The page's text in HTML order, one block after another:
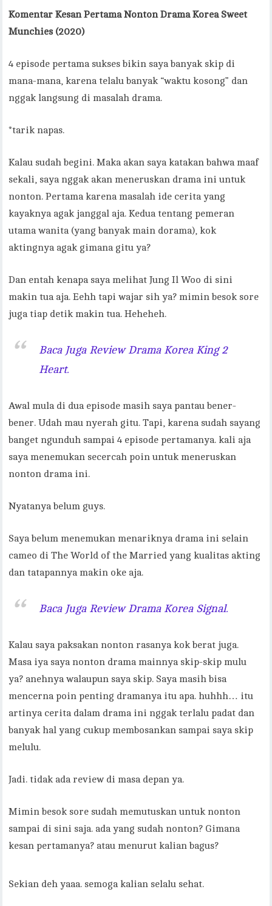
Komentar Kesan Pertama Nonton Drama Korea Sweet
Munchies (2020)
4 episode pertama sukses bikin saya banyak skip di
mana-mana, karena telalu banyak “waktu kosong” dan
nggak langsung di masalah drama.
*tarik napas.
Kalau sudah begini. Maka akan saya katakan bahwa maaf
sekali, saya nggak akan meneruskan drama ini untuk
nonton. Pertama karena masalah ide cerita yang
kayaknya agak janggal aja. Kedua tentang pemeran
utama wanita (yang banyak main dorama), kok
aktingnya agak gimana gitu ya?
Dan entah kenapa saya melihat Jung Il Woo di sini
makin tua aja. Eehh tapi wajar sih ya? mimin besok sore
juga tiap detik makin tua. Heheheh.
Baca Juga Review Drama Korea King 2
Heart.
Awal mula di dua episode masih saya pantau bener-
bener. Udah mau nyerah gitu. Tapi, karena sudah sayang
banget ngunduh sampai 4 episode pertamanya. kali aja
saya menemukan secercah poin untuk meneruskan
nonton drama ini.
Nyatanya belum guys.
Saya belum menemukan menariknya drama ini selain
cameo di The World of the Married yang kualitas akting
dan tatapannya makin oke aja.
Baca Juga Review Drama Korea Signal.
Kalau saya paksakan nonton rasanya kok berat juga.
Masa iya saya nonton drama mainnya skip-skip mulu
ya? anehnya walaupun saya skip. Saya masih bisa
mencerna poin penting dramanya itu apa. huhhh… itu
artinya cerita dalam drama ini nggak terlalu padat dan
banyak hal yang cukup membosankan sampai saya skip
melulu.
Jadi. tidak ada review di masa depan ya.
Mimin besok sore sudah memutuskan untuk nonton
sampai di sini saja. ada yang sudah nonton? Gimana
kesan pertamanya? atau menurut kalian bagus?
Sekian deh yaaa. semoga kalian selalu sehat.